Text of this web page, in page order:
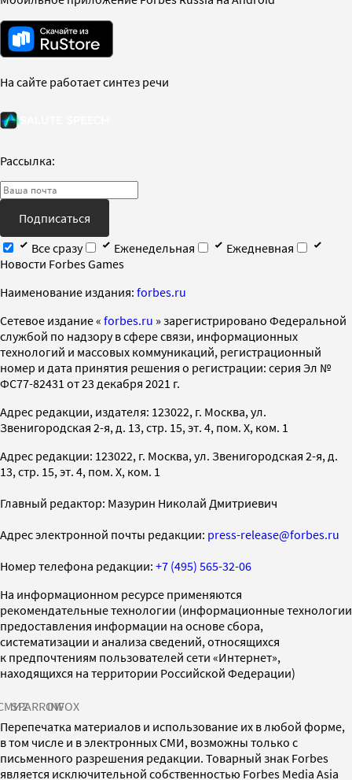
На сайте работает синтез речи
Рассылка:
Подписаться
Все сразу
Еженедельная
Ежедневная
Новости Forbes Games
Наименование издания: forbes.ru
Cетевое издание « forbes.ru » зарегистрировано Федеральной
службой по надзору в сфере связи, информационных
технологий и массовых коммуникаций, регистрационный
номер и дата принятия решения о регистрации: серия Эл №
ФС77-82431 от 23 декабря 2021 г.
Адрес редакции, издателя: 123022, г. Москва, ул.
Звенигородская 2-я, д. 13, стр. 15, эт. 4, пом. X, ком. 1
Адрес редакции: 123022, г. Москва, ул. Звенигородская 2-я, д.
13, стр. 15, эт. 4, пом. X, ком. 1
Главный редактор: Мазурин Николай Дмитриевич
Адрес электронной почты редакции: press-release@forbes.ru
Номер телефона редакции: +7 (495) 565-32-06
На информационном ресурсе применяются
рекомендательные технологии (информационные технологии
предоставления информации на основе сбора,
систематизации и анализа сведений, относящихся
к предпочтениям пользователей сети «Интернет»,
находящихся на территории Российской Федерации)
SPARROWINFOX
Перепечатка материалов и использование их в любой форме,
в том числе и в электронных СМИ, возможны только с
письменного разрешения редакции. Товарный знак Forbes
является исключительной собственностью Forbes Media Asia